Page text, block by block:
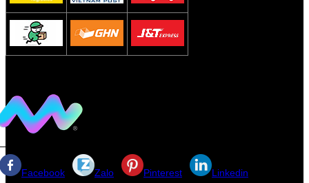
Facebook Zalo Pinterest Linkedin